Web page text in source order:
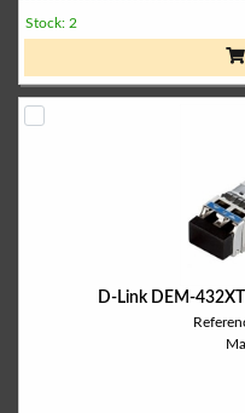
Stock: 2
D-Link DEM-